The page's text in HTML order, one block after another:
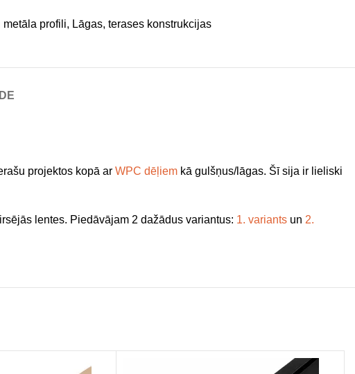
metāla profili, Lāgas, terases konstrukcijas
projektos kopā ar WPC dēļiem kā gulšņus/lāgas. Šī sija ir lieliski
lentes. Piedāvājam 2 dažādus variantus: 1. variants un 2.